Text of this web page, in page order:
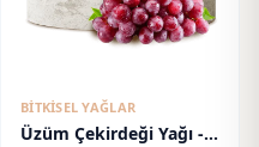
BITKISEL YAĞLAR
Üzüm Çekirdeği Yağı -